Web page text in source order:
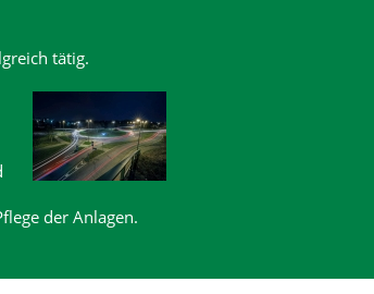
tätig.
der Anlagen.